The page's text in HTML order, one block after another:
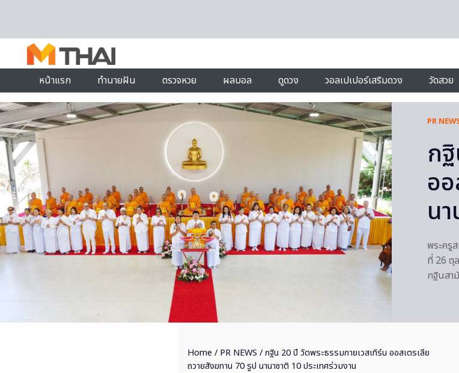
หน้าแรก
ทำนายฝัน ตรวจหวย ผลบอล ดูดวง วอลเปเปอร์เสริมดวง วัดสวย
PR
ก
อ
น
พระครู
ที่ 26 ตุ
กฐินสา
Home / PR NEWS / กฐิน 20 ปี วัดพระธรรมกายเวสเทิร์น ออสเตรเลีย
ถวายสังฆทาน 70 รูป นานาชาติ 10 ประเทศร่วมงาน